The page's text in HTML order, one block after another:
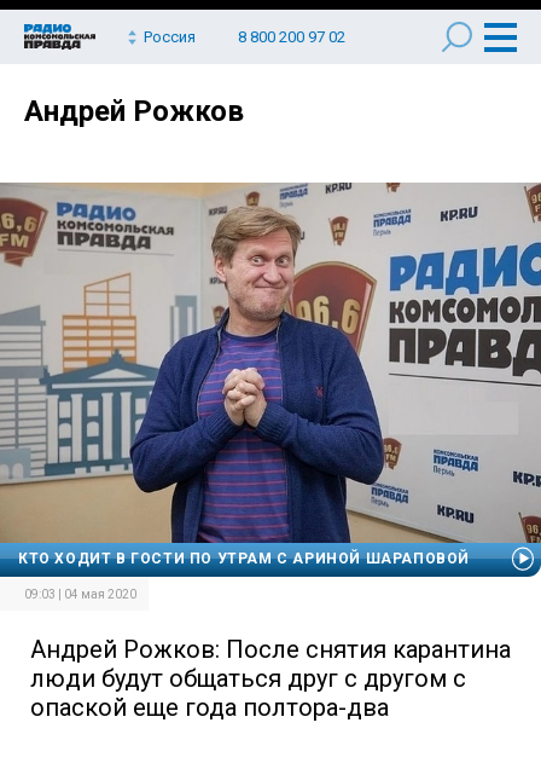
Россия 8 800 200 97 02
Андрей Рожков
КТО ХОДИТ В ГОСТИ ПО УТРАМ С АРИНОЙ ШАРАПОВОЙ
09:03 | 04 мая 2020
Андрей Рожков: После снятия карантина
люди будут общаться друг с другом с
опаской еще года полтора-два